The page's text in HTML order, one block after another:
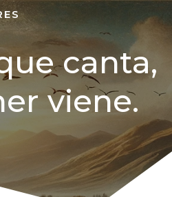
canta,
viene.